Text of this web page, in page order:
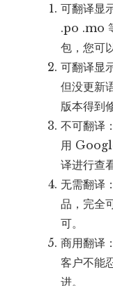
可翻译显
.po .mo
包，您可
可翻译显
但没更新
版本得到
不可翻译
用
译进行查
无需翻译
品，完全
可。
商用翻译
客户不能
进。